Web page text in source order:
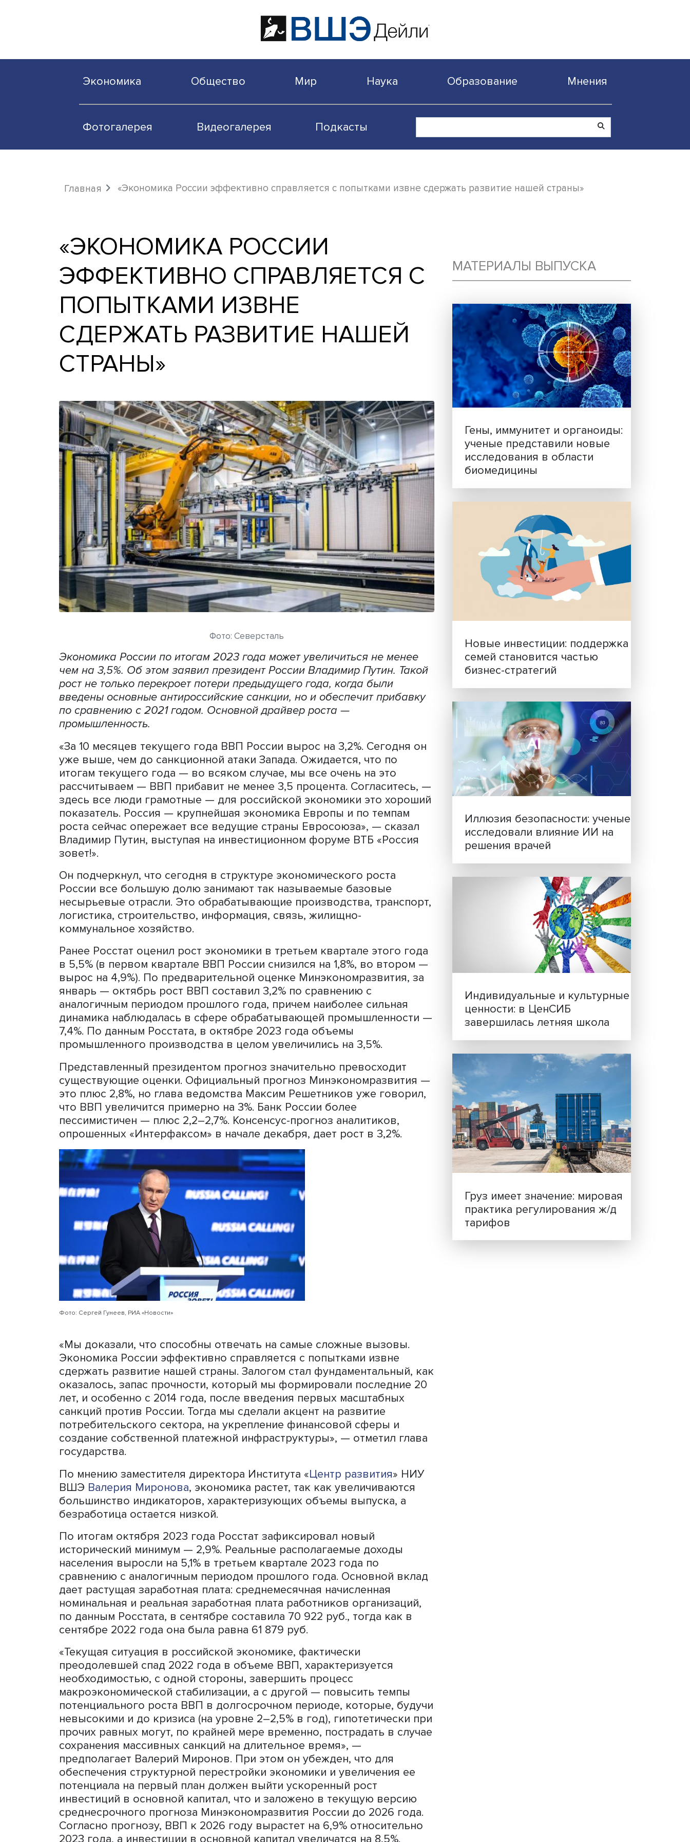
Фотогалерея Видеогалерея Подкасты
«ЭКОНОМИКА РОССИИ
ЭФФЕКТИВНО СПРАВЛЯЕТСЯ С
ПОПЫТКАМИ ИЗВНЕ
СДЕРЖАТЬ РАЗВИТИЕ НАШЕЙ
СТРАНЫ»
Экономика России по итогам 2023 года может увеличиться не менее
чем на 3,5%. Об этом заявил президент России Владимир Путин. Такой
рост не только перекроет потери предыдущего года, когда были
введены основные антироссийские санкции, но и обеспечит прибавку
по сравнению с 2021 годом. Основной драйвер роста —
промышленность.
«За 10 месяцев текущего года ВВП России вырос на 3,2%. Сегодня он
уже выше, чем до санкционной атаки Запада. Ожидается, что по
итогам текущего года — во всяком случае, мы все очень на это
рассчитываем — ВВП прибавит не менее 3,5 процента. Согласитесь, —
здесь все люди грамотные — для российской экономики это хороший
показатель. Россия — крупнейшая экономика Европы и по темпам
роста сейчас опережает все ведущие страны Евросоюза», — сказал
Владимир Путин, выступая на инвестиционном форуме ВТБ «Россия
зовет!».
Он подчеркнул, что сегодня в структуре экономического роста
России все большую долю занимают так называемые базовые
несырьевые отрасли. Это обрабатывающие производства, транспорт,
логистика, строительство, информация, связь, жилищно-
коммунальное хозяйство.
Ранее Росстат оценил рост экономики в третьем квартале этого года
в 5,5% (в первом квартале ВВП России снизился на 1,8%, во втором —
вырос на 4,9%). По предварительной оценке Минэкономразвития, за
январь — октябрь рост ВВП составил 3,2% по сравнению с
аналогичным периодом прошлого года, причем наиболее сильная
динамика наблюдалась в сфере обрабатывающей промышленности —
7,4%. По данным Росстата, в октябре 2023 года объемы
промышленного производства в целом увеличились на 3,5%.
Представленный президентом прогноз значительно превосходит
существующие оценки. Официальный прогноз Минэкономразвития —
это плюс 2,8%, но глава ведомства Максим Решетников уже говорил,
что ВВП увеличится примерно на 3%. Банк России более
пессимистичен — плюс 2,2–2,7%. Консенсус-прогноз аналитиков,
опрошенных «Интерфаксом» в начале декабря, дает рост в 3,2%.
Фото: Сергей Гунеев, РИА «Новости»
«Мы доказали, что способны отвечать на самые сложные вызовы.
Экономика России эффективно справляется с попытками извне
сдержать развитие нашей страны. Залогом стал фундаментальный, как
оказалось, запас прочности, который мы формировали последние 20
лет, и особенно с 2014 года, после введения первых масштабных
санкций против России. Тогда мы сделали акцент на развитие
потребительского сектора, на укрепление финансовой сферы и
создание собственной платежной инфраструктуры», — отметил глава
государства.
По мнению заместителя директора Института «Центр развития
ВШЭВалерия Миронова, экономика растет, так как увеличиваются
большинство индикаторов, характеризующих объемы выпуска, а
безработица остается низкой.
По итогам октября 2023 года Росстат зафиксировал новый
исторический минимум — 2,9%. Реальные располагаемые доходы
населения выросли на 5,1% в третьем квартале 2023 года по
сравнению с аналогичным периодом прошлого года. Основной вклад
дает растущая заработная плата: среднемесячная начисленная
МАТЕРИАЛЫ ВЫПУСКА
ученые представили
исследования в области
биомедицины
Новые инвестиции:
семей становится частью
бизнес-стратегий
Иллюзия безопасности:
исследовали влияние
решения врачей
Индивидуальные и
ценности: в ЦенСИБ
завершилась летняя